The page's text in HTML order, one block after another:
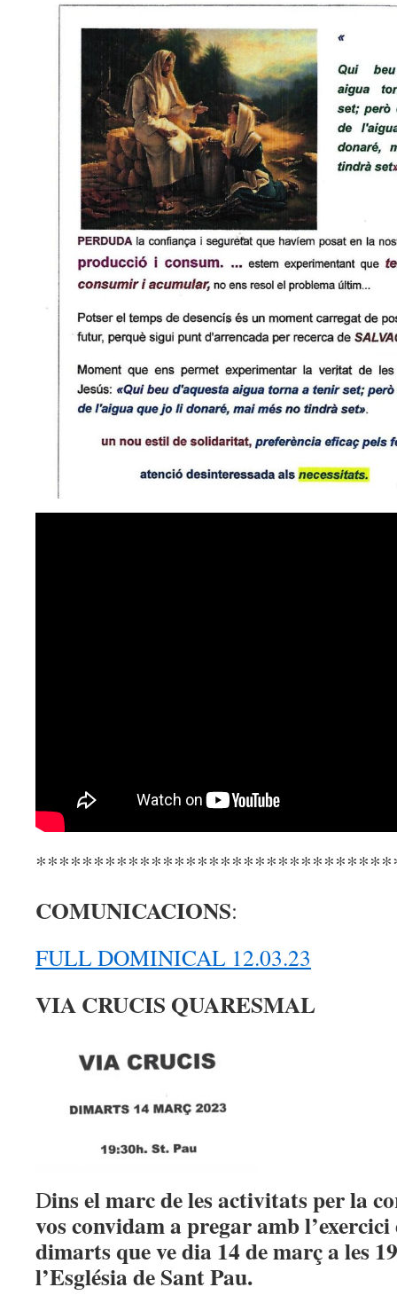
COMUNICACIONS:
FULL DOMINICAL 12.03.23
VIA CRUCIS QUARESMAL
Dins el marc de les activitats per la
vos convidam a pregar amb
dimarts que ve dia 14 de març a les
l’Església de Sant Pau.